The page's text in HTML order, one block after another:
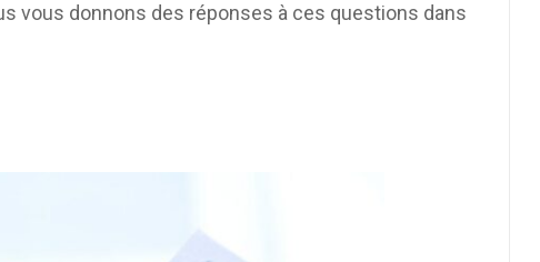
vous donnons des réponses à ces questions dans